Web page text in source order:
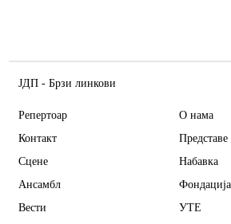
ЈДП - Брзи линкови
Репертоар
О нама
Контакт
Представе
Сцене
Набавка
Ансамбл
Фондација
Вести
УТЕ